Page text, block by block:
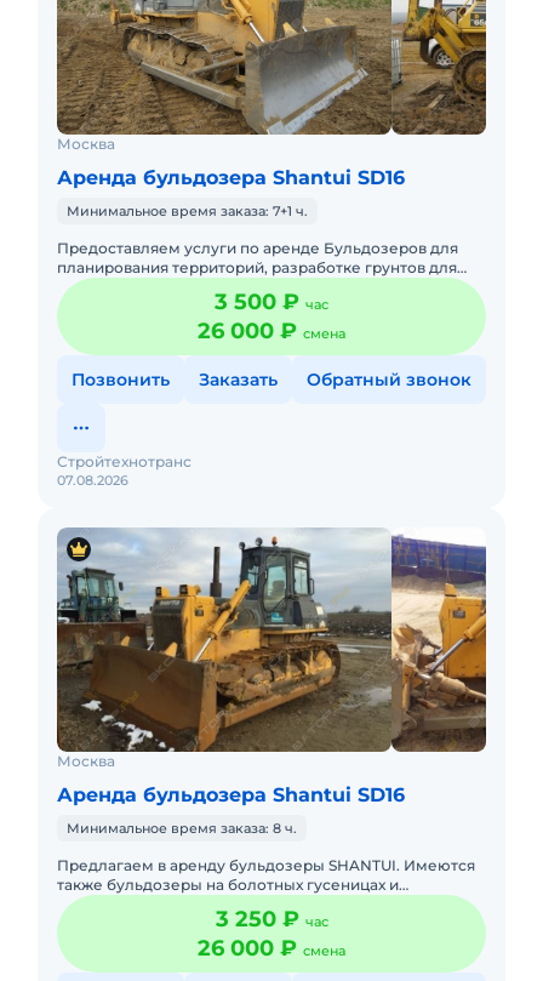
Москва
Аренда бульдозера Shantui SD16
Минимальное время заказа: 7+1 ч.
Предоставляем услуги по аренде Бульдозеров для
планирования территорий, разработке грунтов для
котлованов, траншей, разравнивание грунта, снятие
растительного с
3 500 ₽ час
26 000 ₽ смена
Позвонить Заказать Обратный звонок
07.08.2026
Стройтехнотранс
Москва
Аренда бульдозера Shantui SD16
Минимальное время заказа: 8 ч.
Предлагаем в аренду бульдозеры SHANTUI. Имеются
также бульдозеры на болотных гусеницах и
планировщик.Техника сдается вместе с опытными
операторами.В наличии соб
3 250 ₽ час
26 000 ₽ смена